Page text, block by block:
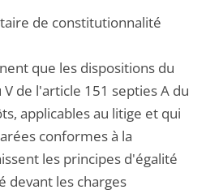
de constitutionnalité
que les dispositions du
de l'article 151 septies A du
applicables au litige et qui
conformes à la
les principes d'égalité
devant les charges